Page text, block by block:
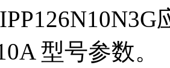
型号参数。